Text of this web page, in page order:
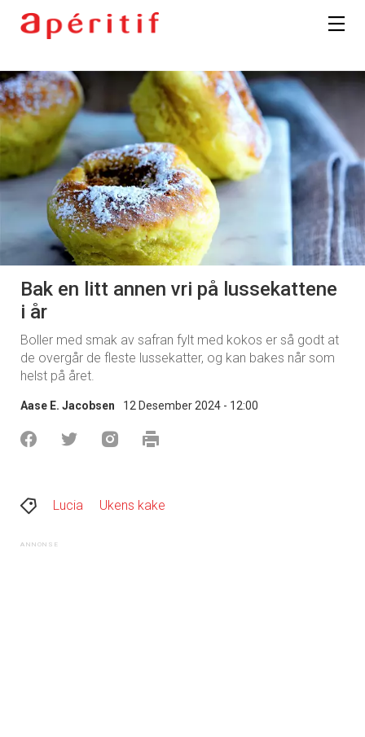
Bak en litt annen vri på lussekattene
i år
Boller med smak av safran fylt med kokos er så godt at
de overgår de fleste lussekatter, og kan bakes når som
helst på året.
Aase E. Jacobsen 12 Desember 2024 - 12:00
Lucia Ukens kake